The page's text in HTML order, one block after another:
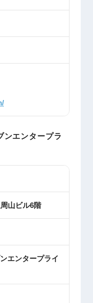
ンエンタープラ
山ビル6階
エンタープライ